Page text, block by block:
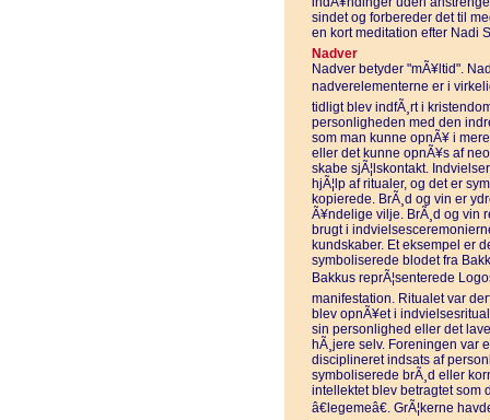
sindet og forbereder det til
en kort meditation efter Nadi
Nadver
Nadver betyder "mÃ¥ltid".
nadverelementerne er i
tidligt blev indfÃ¸rt i
personligheden med den
som man kunne opnÃ¥ i
eller det kunne opnÃ¥s af
skabe sjÃ¦lskontakt.
hjÃ¦lp af ritualer, og det er
kopierede. BrÃ¸d og vin er
Ã¥ndelige vilje. BrÃ¸d og vin
brugt i
kundskaber. Et eksempel er
symboliserede blodet fra
Bakkus reprÃ¦senterede
manifestation. Ritualet var
blev opnÃ¥et i
sin personlighed eller det
hÃ¸jere selv. Foreningen var
disciplineret indsats af
symboliserede brÃ¸d eller
intellektet blev betragtet som
â€legemeâ€. GrÃ¦kerne